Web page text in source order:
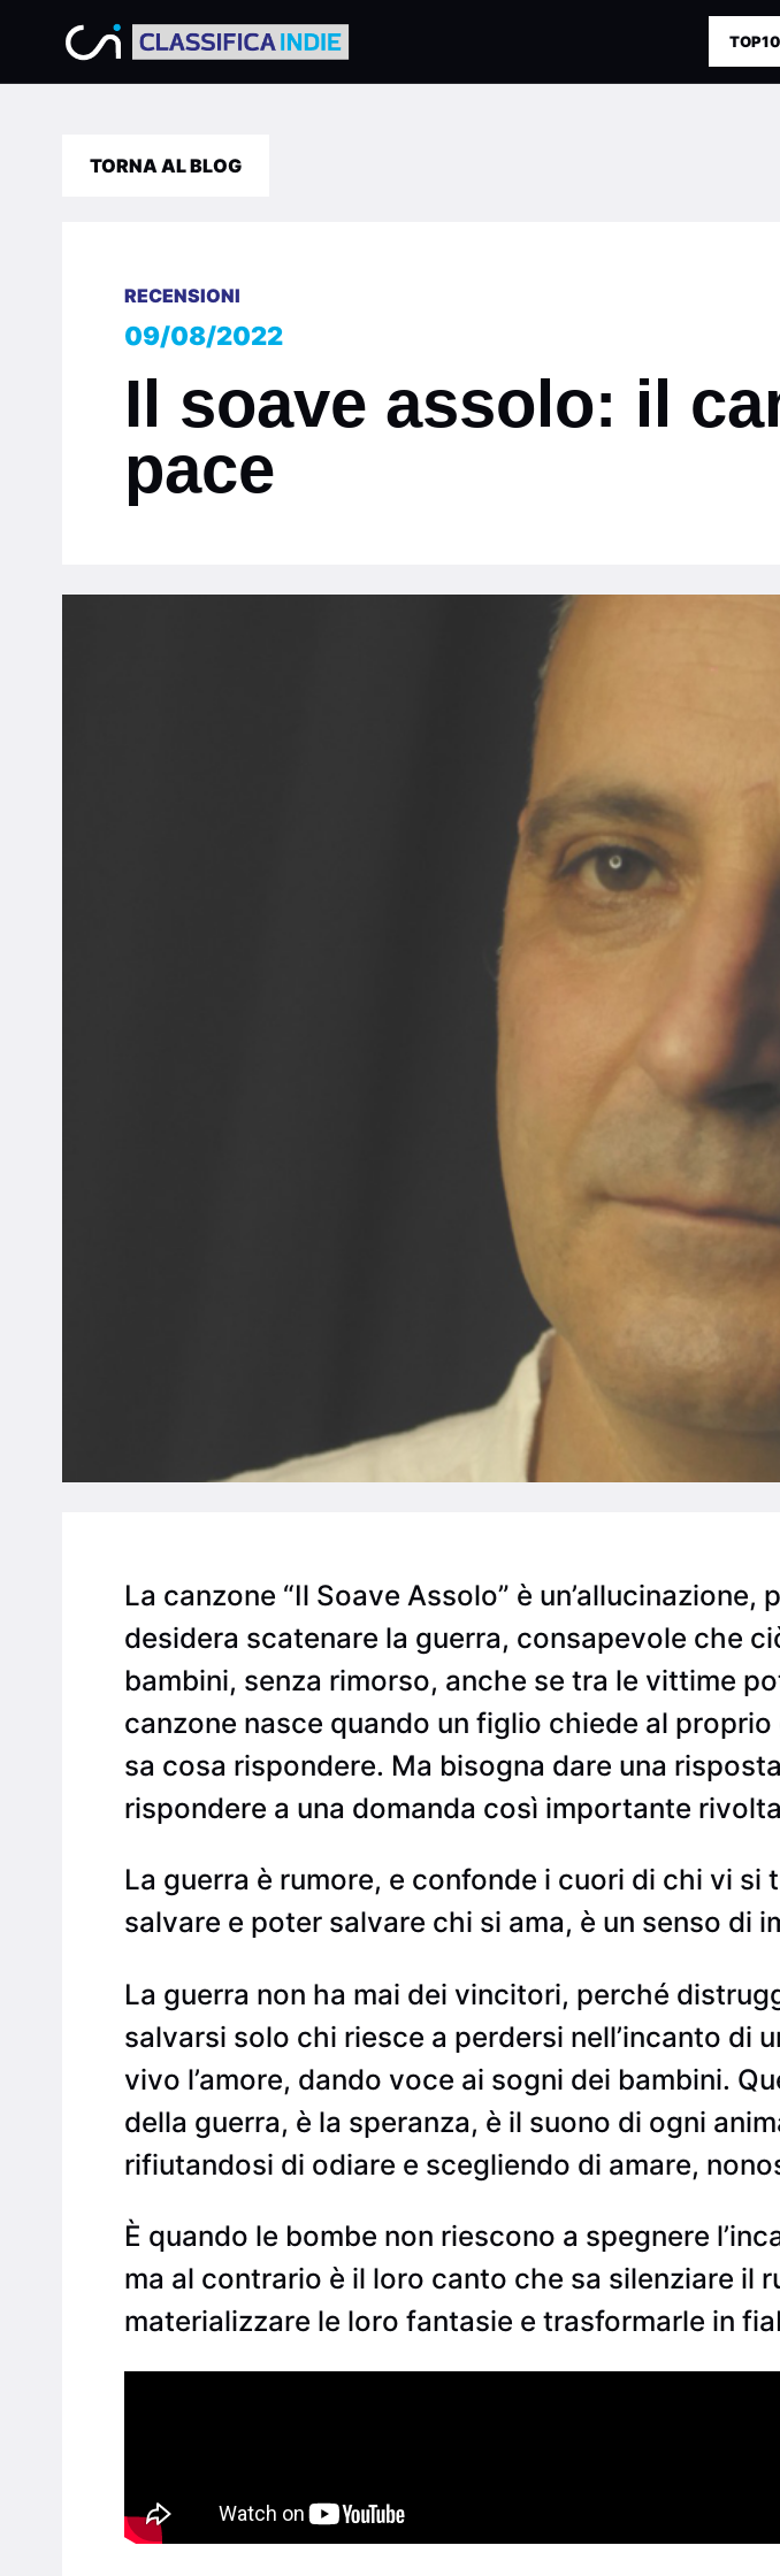
TORNA AL BLOG
RECENSIONI
09/08/2022
Il soave assolo: il
pace
La canzone “Il Soave Assolo” è
desidera scatenare la guerra, consapevole che
bambini, senza rimorso, anche se tra le vittime
canzone nasce quando un figlio chiede al proprio
sa cosa rispondere. Ma bisogna dare una
rispondere a una domanda così importante
La guerra è rumore, e confonde i cuori di chi vi
salvare e poter salvare chi si ama, è un senso di
La guerra non ha mai dei vincitori, perché
salvarsi solo chi riesce a perdersi nell’incanto di
vivo l’amore, dando voce ai sogni dei bambini.
della guerra, è la speranza, è il suono di ogni
rifiutandosi di odiare e scegliendo di amare,
È quando le bombe non riescono a spegnere
ma al contrario è il loro canto che sa silenziare il
materializzare le loro fantasie e trasformarle in